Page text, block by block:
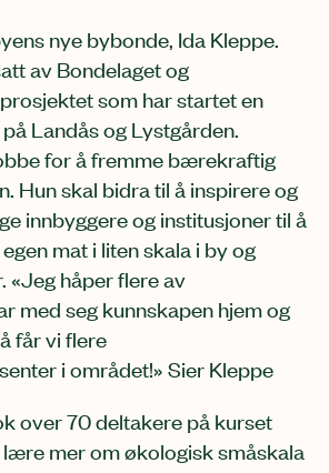
nye bybonde, Ida Kleppe.
av Bondelaget og
som har startet en
Landås og Lystgården.
for å fremme bærekraftig
Hun skal bidra til å inspirere og
innbyggere og institusjoner til å
mat i liten skala i by og
håper flere av
med seg kunnskapen hjem og
får vi flere
i området!» Sier Kleppe
over 70 deltakere på kurset
mer om økologisk småskala